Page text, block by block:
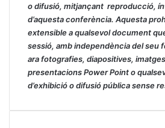
o difusió, mitjançant reproducció,
d’aquesta conferència. Aquesta
extensible a qualsevol document
sessió, amb independència del seu
ara fotografies, diapositives,
presentacions Power Point o
d’exhibició o difusió pública sense